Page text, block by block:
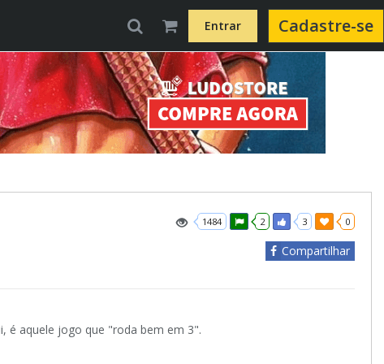
Entrar Cadastre-se
1484 2 3 0
Compartilhar
é aquele jogo que "roda bem em 3".